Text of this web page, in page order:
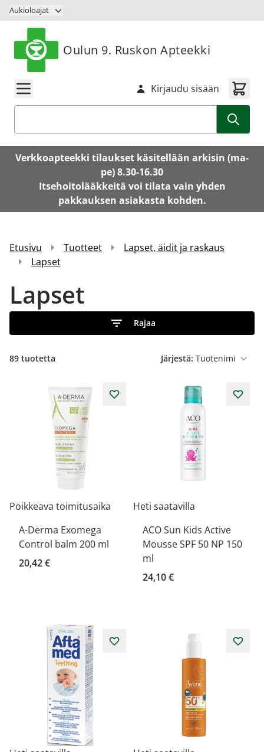
Siirry sisältöön
Aukioloajat
Oulun 9. Ruskon Apteekki
Kirjaudu sisään
Verkkoapteekki tilaukset käsitellään arkisin (ma-
pe) 8.30-16.30
Itsehoitolääkkeitä voi tilata vain yhden
pakkauksen asiakasta kohden.
Etusivu Tuotteet
Lapset, äidit ja raskaus
Lapset
Lapset
Rajaa
89 tuotetta Järjestä:
Poikkeava toimitusaika
A-Derma Exomega
Control balm 200 ml
20,42 €
Heti saatavilla
ACO Sun Kids Active
Mousse SPF 50 NP 150
ml
24,10 €